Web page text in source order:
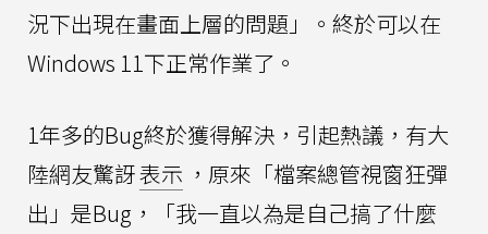
況下出現在畫面上層的問題」。終於可以在
Windows 11下正常作業了。
1年多的Bug終於獲得解決，引起熱議，有大
陸網友驚訝表示 ，原來「檔案總管視窗狂彈
出」是Bug，「我一直以為是自己搞了什麼